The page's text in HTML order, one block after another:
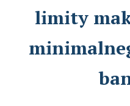
limity